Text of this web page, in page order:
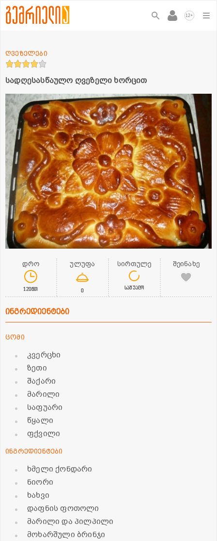
12+
სადღესასწაულო ღვეზელი ხორცით
ღვეზელები
დრო
120წთ
ულუფა
0
სირთულე
საშუალო
შეინახე
ინგრედიენტები
ცომი
კვერცხი
ზეთი
შაქარი
მარილი
საფუარი
წყალი
ფქვილი
ინგრედიენტები
ხმელი ქონდარი
ნიორი
ხახვი
დაფნის ფოთოლი
მარილი და პილპილი
მოხარშული ბრინჯი